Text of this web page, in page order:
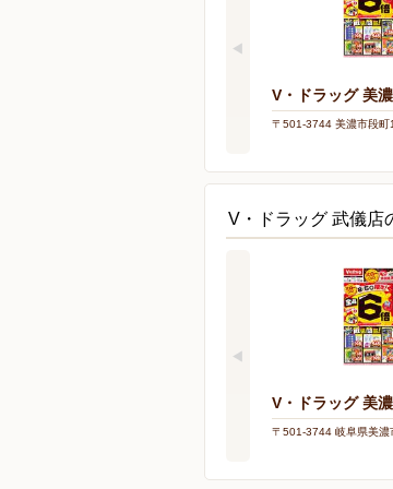
V・ドラッグ 美
〒501-3744 美濃市段町
V・ドラッグ 武儀店
V・ドラッグ 美
〒501-3744 岐阜県美濃